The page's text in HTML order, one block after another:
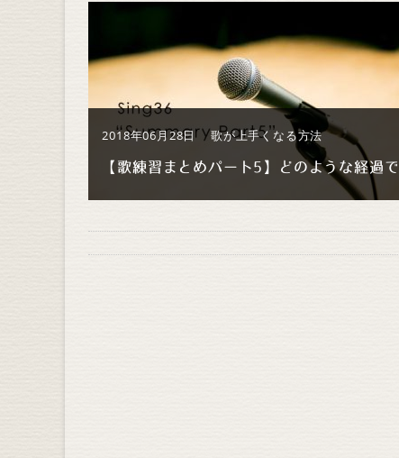
2018年06月28日 歌が上手くなる方法